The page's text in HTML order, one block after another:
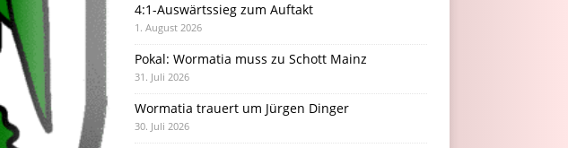
4:1-Auswärtssieg zum Auftakt
1. August 2026
Pokal: Wormatia muss zu Schott Mainz
31. Juli 2026
Wormatia trauert um Jürgen Dinger
30. Juli 2026